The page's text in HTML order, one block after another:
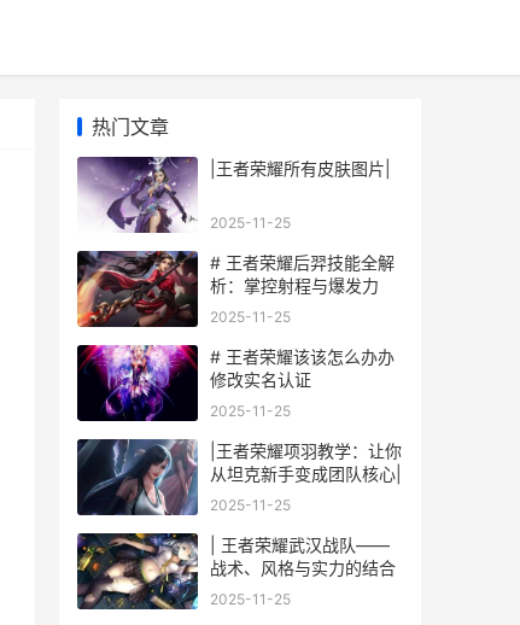
热门文章
|王者荣耀所有皮肤图片|
2025-11-25
# 王者荣耀后羿技能全解
析：掌控射程与爆发力
2025-11-25
# 王者荣耀该该怎么办办
修改实名认证
2025-11-25
|王者荣耀项羽教学：让你
从坦克新手变成团队核心|
2025-11-25
| 王者荣耀武汉战队——
战术、风格与实力的结合
2025-11-25